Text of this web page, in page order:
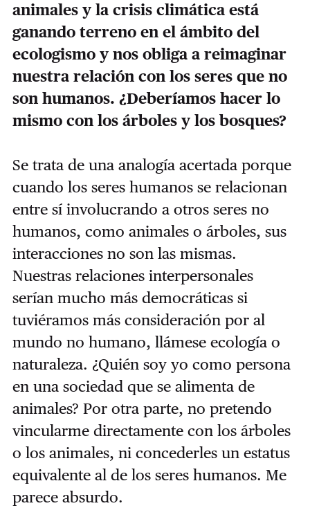
animales y la crisis climática está
ganando terreno en el ámbito del
ecologismo y nos obliga a reimaginar
nuestra relación con los seres que no
son humanos. ¿Deberíamos hacer lo
mismo con los árboles y los bosques?
Se trata de una analogía acertada porque
cuando los seres humanos se relacionan
entre sí involucrando a otros seres no
humanos, como animales o árboles, sus
interacciones no son las mismas.
Nuestras relaciones interpersonales
serían mucho más democráticas si
tuviéramos más consideración por al
mundo no humano, llámese ecología o
naturaleza. ¿Quién soy yo como persona
en una sociedad que se alimenta de
animales? Por otra parte, no pretendo
vincularme directamente con los árboles
o los animales, ni concederles un estatus
equivalente al de los seres humanos. Me
parece absurdo.